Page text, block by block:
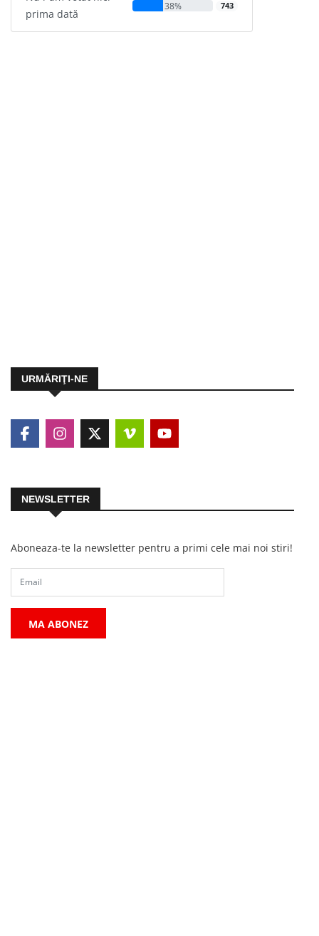
prima dată
38% 743
URMĂRIŢI-NE
NEWSLETTER
Aboneaza-te la newsletter pentru a primi cele mai noi stiri!
MA ABONEZ